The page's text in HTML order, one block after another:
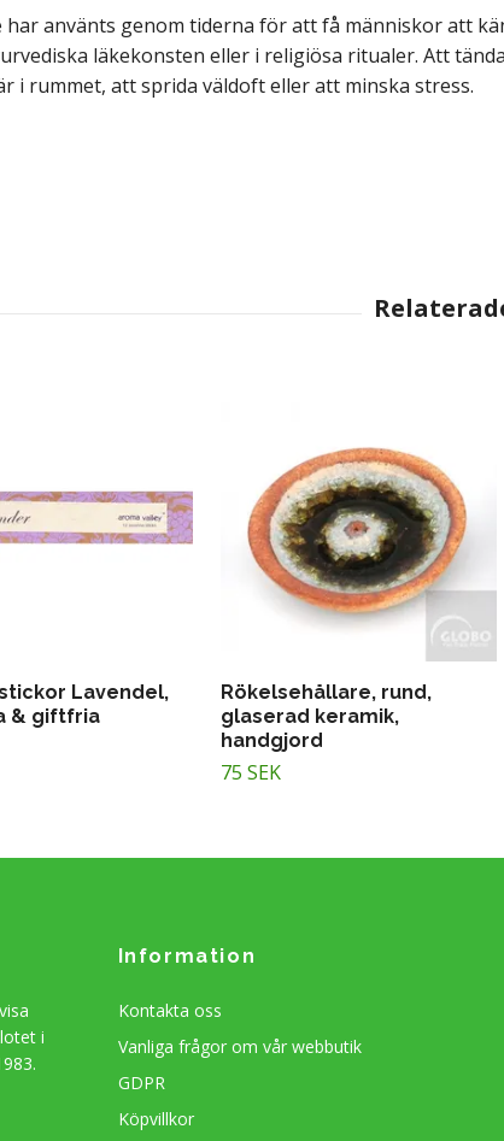
har använts genom tiderna för att få människor att
läkekonsten eller i religiösa ritualer. Att
i rummet, att sprida väldoft eller att minska stress.
Lavendel,
& giftfria
Rökelsehållare, rund,
glaserad keramik,
handgjord
75 SEK
i
Information
Kontakta oss
Vanliga frågor om vår webbutik
GDPR
Köpvillkor